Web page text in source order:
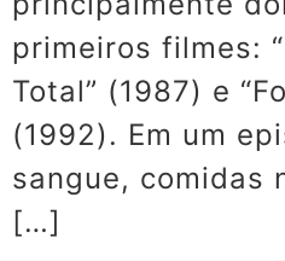
primeiros filmes:
Total” (1987) e
(1992). Em um
sangue, comidas
[…]